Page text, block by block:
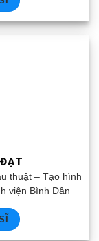
thuật – Tạo hình
viện Bình Dân